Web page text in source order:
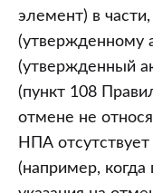
элемент) в
(утвержденному
(утвержденный
(пункт 108
отмене не
НПА
(например,